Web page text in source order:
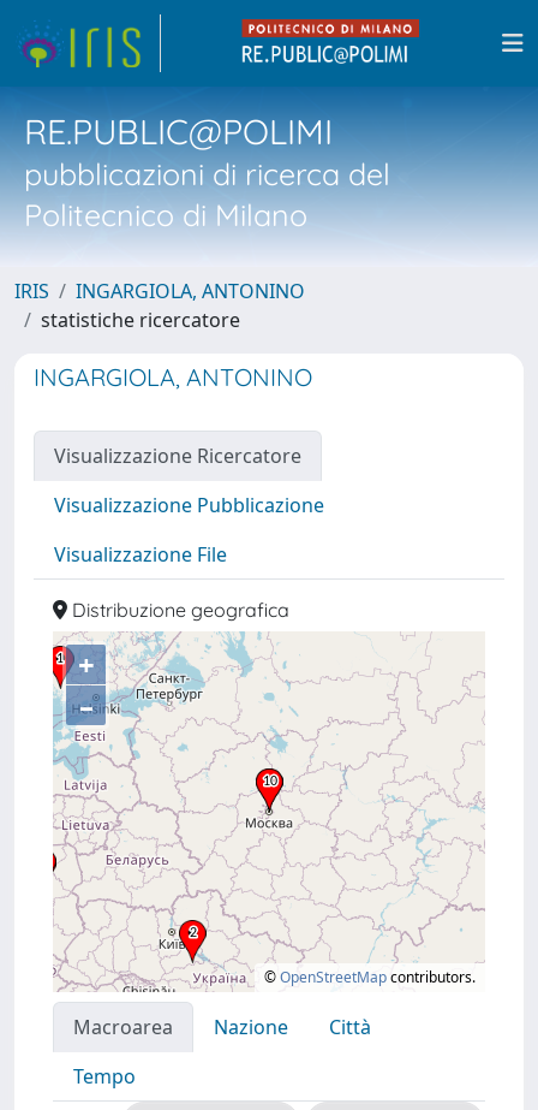
RE.PUBLIC@POLIMI
pubblicazioni di ricerca del
Politecnico di Milano
IRIS
INGARGIOLA, ANTONINO
statistiche ricercatore
INGARGIOLA, ANTONINO
Visualizzazione Ricercatore
Visualizzazione Pubblicazione
Visualizzazione File
Distribuzione geografica
+
–
©OpenStreetMapcontributors.
Macroarea Nazione
Città
Tempo